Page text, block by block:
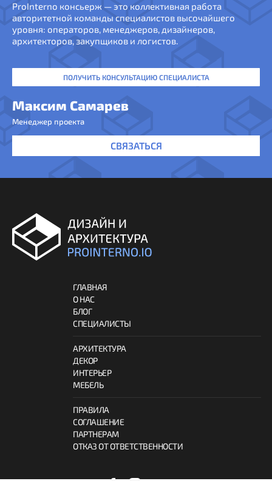
ProInterno консьерж — это коллективная работа
авторитетной команды специалистов высочайшего
уровня: операторов, менеджеров, дизайнеров,
архитекторов, закупщиков и логистов.
ПОЛУЧИТЬ КОНСУЛЬТАЦИЮ СПЕЦИАЛИСТА
Максим Самарев
Менеджер проекта
СВЯЗАТЬСЯ
ГЛАВНАЯ
О НАС
БЛОГ
СПЕЦИАЛИСТЫ
АРХИТЕКТУРА
ДЕКОР
ИНТЕРЬЕР
МЕБЕЛЬ
ПРАВИЛА
СОГЛАШЕНИЕ
ПАРТНЕРАМ
ОТКАЗ ОТ ОТВЕТСТВЕННОСТИ